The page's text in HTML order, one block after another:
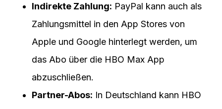
Indirekte Zahlung: PayPal kann auch als
Zahlungsmittel in den App Stores von
Apple und Google hinterlegt werden, um
das Abo über die HBO Max App
abzuschließen.
Partner-Abos: In Deutschland kann HBO